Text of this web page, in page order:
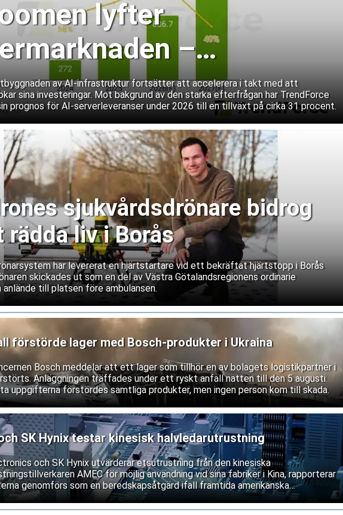
lyfter
–
väntas öka 31
av AI-infrastruktur fortsätter att accelerera i takt med att
sina investeringar. Mot bakgrund av den starka efterfrågan har TrendForce
prognos för AI-serverleveranser under 2026 till en tillväxt på cirka 31 procent.
sjukvårdsdrönare bidrog
liv i Borås
har levererat en hjärtstartare vid ett bekräftat hjärtstopp i Borås
skickades ut som en del av Västra Götalandsregionens ordinarie
anlände till platsen före ambulansen.
förstörde lager med Bosch-produkter i Ukraina
Bosch meddelar att ett lager som tillhör en av bolagets logistikpartner i
Anläggningen träffades under ett ryskt anfall natten till den 5 augusti.
uppgifterna förstördes samtliga produkter, men ingen person kom till skada.
SK Hynix testar kinesisk halvledarutrustning
och SK Hynix utvärderar etsutrustning från den kinesiska
AMEC för möjlig användning vid sina fabriker i Kina, rapporterar
genomförs som en beredskapsåtgärd ifall framtida amerikanska
skulle försvåra service och underhåll av västerländsk utrustning. Båda
dock uppgifterna.